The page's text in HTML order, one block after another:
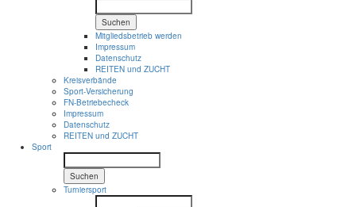
Suchen
Mitgliedsbetrieb werden
Impressum
Datenschutz
REITEN und ZUCHT
Kreisverbände
Sport-Versicherung
FN-Betriebecheck
Impressum
Datenschutz
REITEN und ZUCHT
Sport
Suchen
Turniersport